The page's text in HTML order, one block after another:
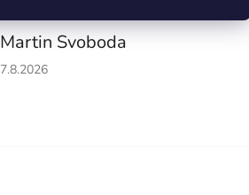
Martin Svoboda
Hodnocení obchodu je 5 z 5 hvězdiček.
7.8.2026